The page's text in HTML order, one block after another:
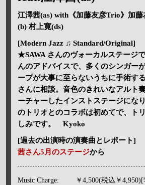
江澤茜(as) with《加藤友彦Trio》加藤
(b) 村上寛(ds)
[Modern Jazz ♫ Standard/Original]
★SAWA さんのヴォーカルステージ
んのアドバイスで、多くのシンガー
ープが大事に至らないうちに手術す
さんに相談。音色のきれいなアルト
ーチャーしたインストステージにな
のトリオとのコラボは初めてで、ト
しみです。 Kyoko
[過去の出演時の演奏曲とレポート]
茜さん5月のステージから
Music Charge: ￥4,500(税込￥